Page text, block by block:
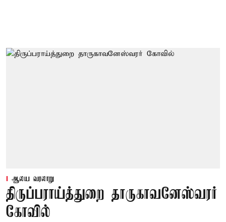
ஆலய வரலாறு
திருப்பராய்த்துறை தாருகாவனேஸ்வரர்
கோவில்